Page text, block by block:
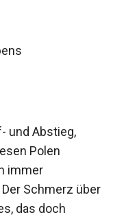
und Abstieg,
Polen
immer
Schmerz über
das doch